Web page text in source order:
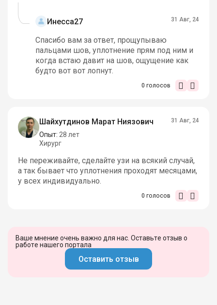
Инесса27 31 Авг, 24
Спасибо вам за ответ, прощупываю
пальцами шов, уплотнение прям под ним и
когда встаю давит на шов, ощущение как
будто вот вот лопнут.
0 голосов
Шайхутдинов Марат Ниязович
Опыт: 28 лет
Хирург
31 Авг, 24
Не переживайте, сделайте узи на всякий случай,
а так бывает что уплотнения проходят месяцами,
у всех индивидуально.
0 голосов
Ваше мнение очень важно для нас. Оставьте отзыв о
работе нашего портала
Оставить отзыв